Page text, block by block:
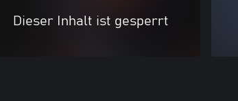
Dieser Inhalt ist gesperrt